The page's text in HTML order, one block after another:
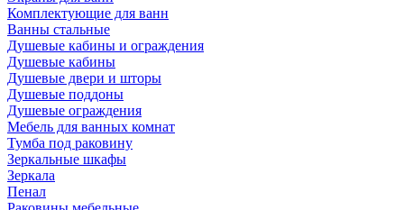
Комплектующие для ванн
Ванны стальные
Душевые кабины и ограждения
Душевые кабины
Душевые двери и шторы
Душевые поддоны
Душевые ограждения
Мебель для ванных комнат
Тумба под раковину
Зеркальные шкафы
Зеркала
Пенал